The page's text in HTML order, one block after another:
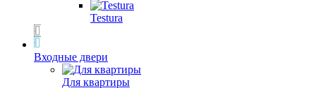
Testura
Входные двери
Для квартиры